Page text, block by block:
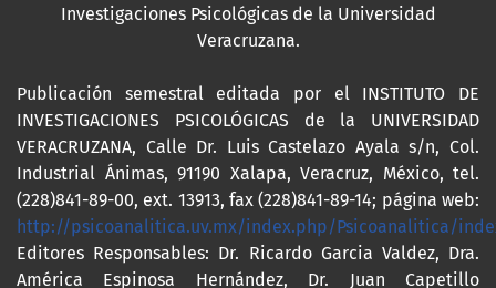
Investigaciones Psicológicas de la Universidad
Veracruzana.
Publicación semestral editada por el INSTITUTO DE
INVESTIGACIONES PSICOLÓGICAS de la UNIVERSIDAD
VERACRUZANA, Calle Dr. Luis Castelazo Ayala s/n, Col.
Industrial Ánimas, 91190 Xalapa, Veracruz, México, tel.
(228)841-89-00, ext. 13913, fax (228)841-89-14; página web:
http://psicoanalitica.uv.mx/index.php/Psicoanalitica/
Editores Responsables: Dr. Ricardo Garcia Valdez, Dra.
América Espinosa Hernández, Dr. Juan Capetillo